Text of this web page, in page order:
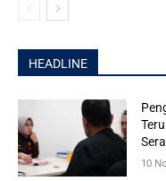
HEADLINE
10